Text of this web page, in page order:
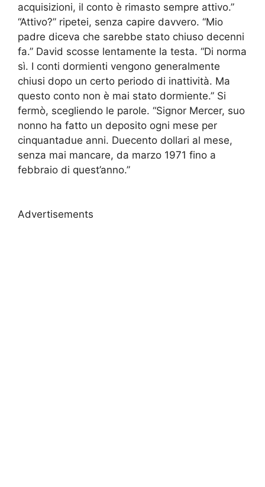
acquisizioni, il conto è rimasto sempre attivo.”
“Attivo?” ripetei, senza capire davvero. “Mio
padre diceva che sarebbe stato chiuso decenni
fa.” David scosse lentamente la testa. “Di norma
sì. I conti dormienti vengono generalmente
chiusi dopo un certo periodo di inattività. Ma
questo conto non è mai stato dormiente.” Si
fermò, scegliendo le parole. “Signor Mercer, suo
nonno ha fatto un deposito ogni mese per
cinquantadue anni. Duecento dollari al mese,
senza mai mancare, da marzo 1971 fino a
febbraio di quest’anno.”
Advertisements